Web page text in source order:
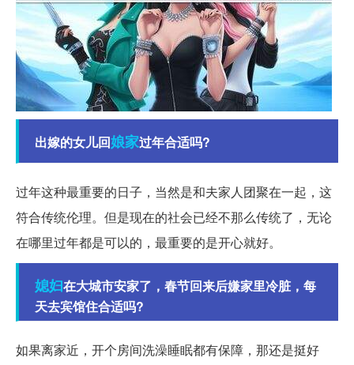
出嫁的女儿回娘家过年合适吗?
过年这种最重要的日子，当然是和夫家人团聚在一起，这
符合传统伦理。但是现在的社会已经不那么传统了，无论
在哪里过年都是可以的，最重要的是开心就好。
媳妇在大城市安家了，春节回来后嫌家里冷脏，每
天去宾馆住合适吗?
如果离家近，开个房间洗澡睡眠都有保障，那还是挺好